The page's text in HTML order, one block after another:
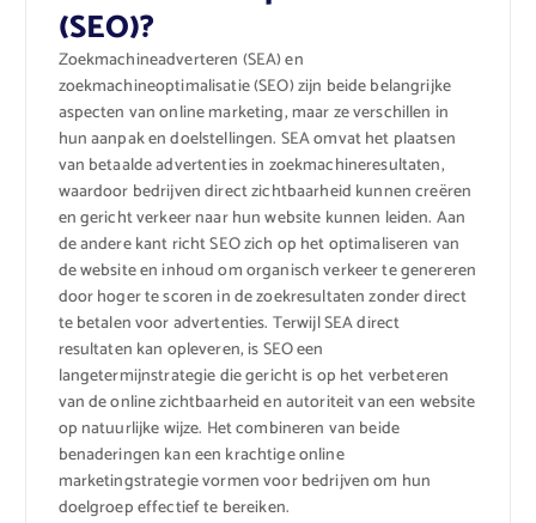
(SEO)?
Zoekmachineadverteren (SEA) en
zoekmachineoptimalisatie (SEO) zijn beide belangrijke
aspecten van online marketing, maar ze verschillen in
hun aanpak en doelstellingen. SEA omvat het plaatsen
van betaalde advertenties in zoekmachineresultaten,
waardoor bedrijven direct zichtbaarheid kunnen creëren
en gericht verkeer naar hun website kunnen leiden. Aan
de andere kant richt SEO zich op het optimaliseren van
de website en inhoud om organisch verkeer te genereren
door hoger te scoren in de zoekresultaten zonder direct
te betalen voor advertenties. Terwijl SEA direct
resultaten kan opleveren, is SEO een
langetermijnstrategie die gericht is op het verbeteren
van de online zichtbaarheid en autoriteit van een website
op natuurlijke wijze. Het combineren van beide
benaderingen kan een krachtige online
marketingstrategie vormen voor bedrijven om hun
doelgroep effectief te bereiken.